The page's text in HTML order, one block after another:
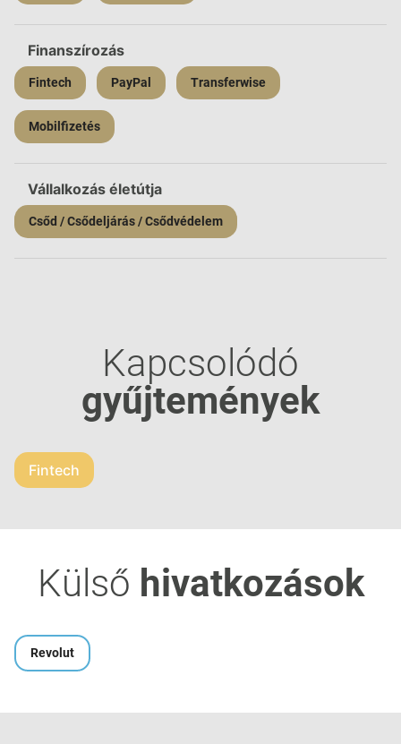
Finanszírozás
Fintech PayPal Transferwise
Mobilfizetés
Vállalkozás életútja
Csőd / Csődeljárás / Csődvédelem
Kapcsolódó
gyűjtemények
Fintech
Külső hivatkozások
Revolut